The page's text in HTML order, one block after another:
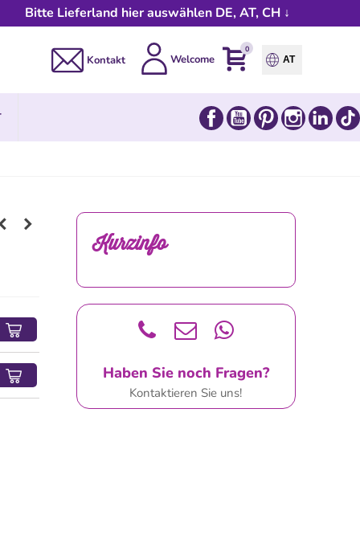
Bitte Lieferland hier auswählen DE, AT, CH ↓
Kontakt Welcome
0
AT
FacebookYouTubePinterestInstagram
Kurzinfo
Haben Sie noch Fragen?
Kontaktieren Sie uns!